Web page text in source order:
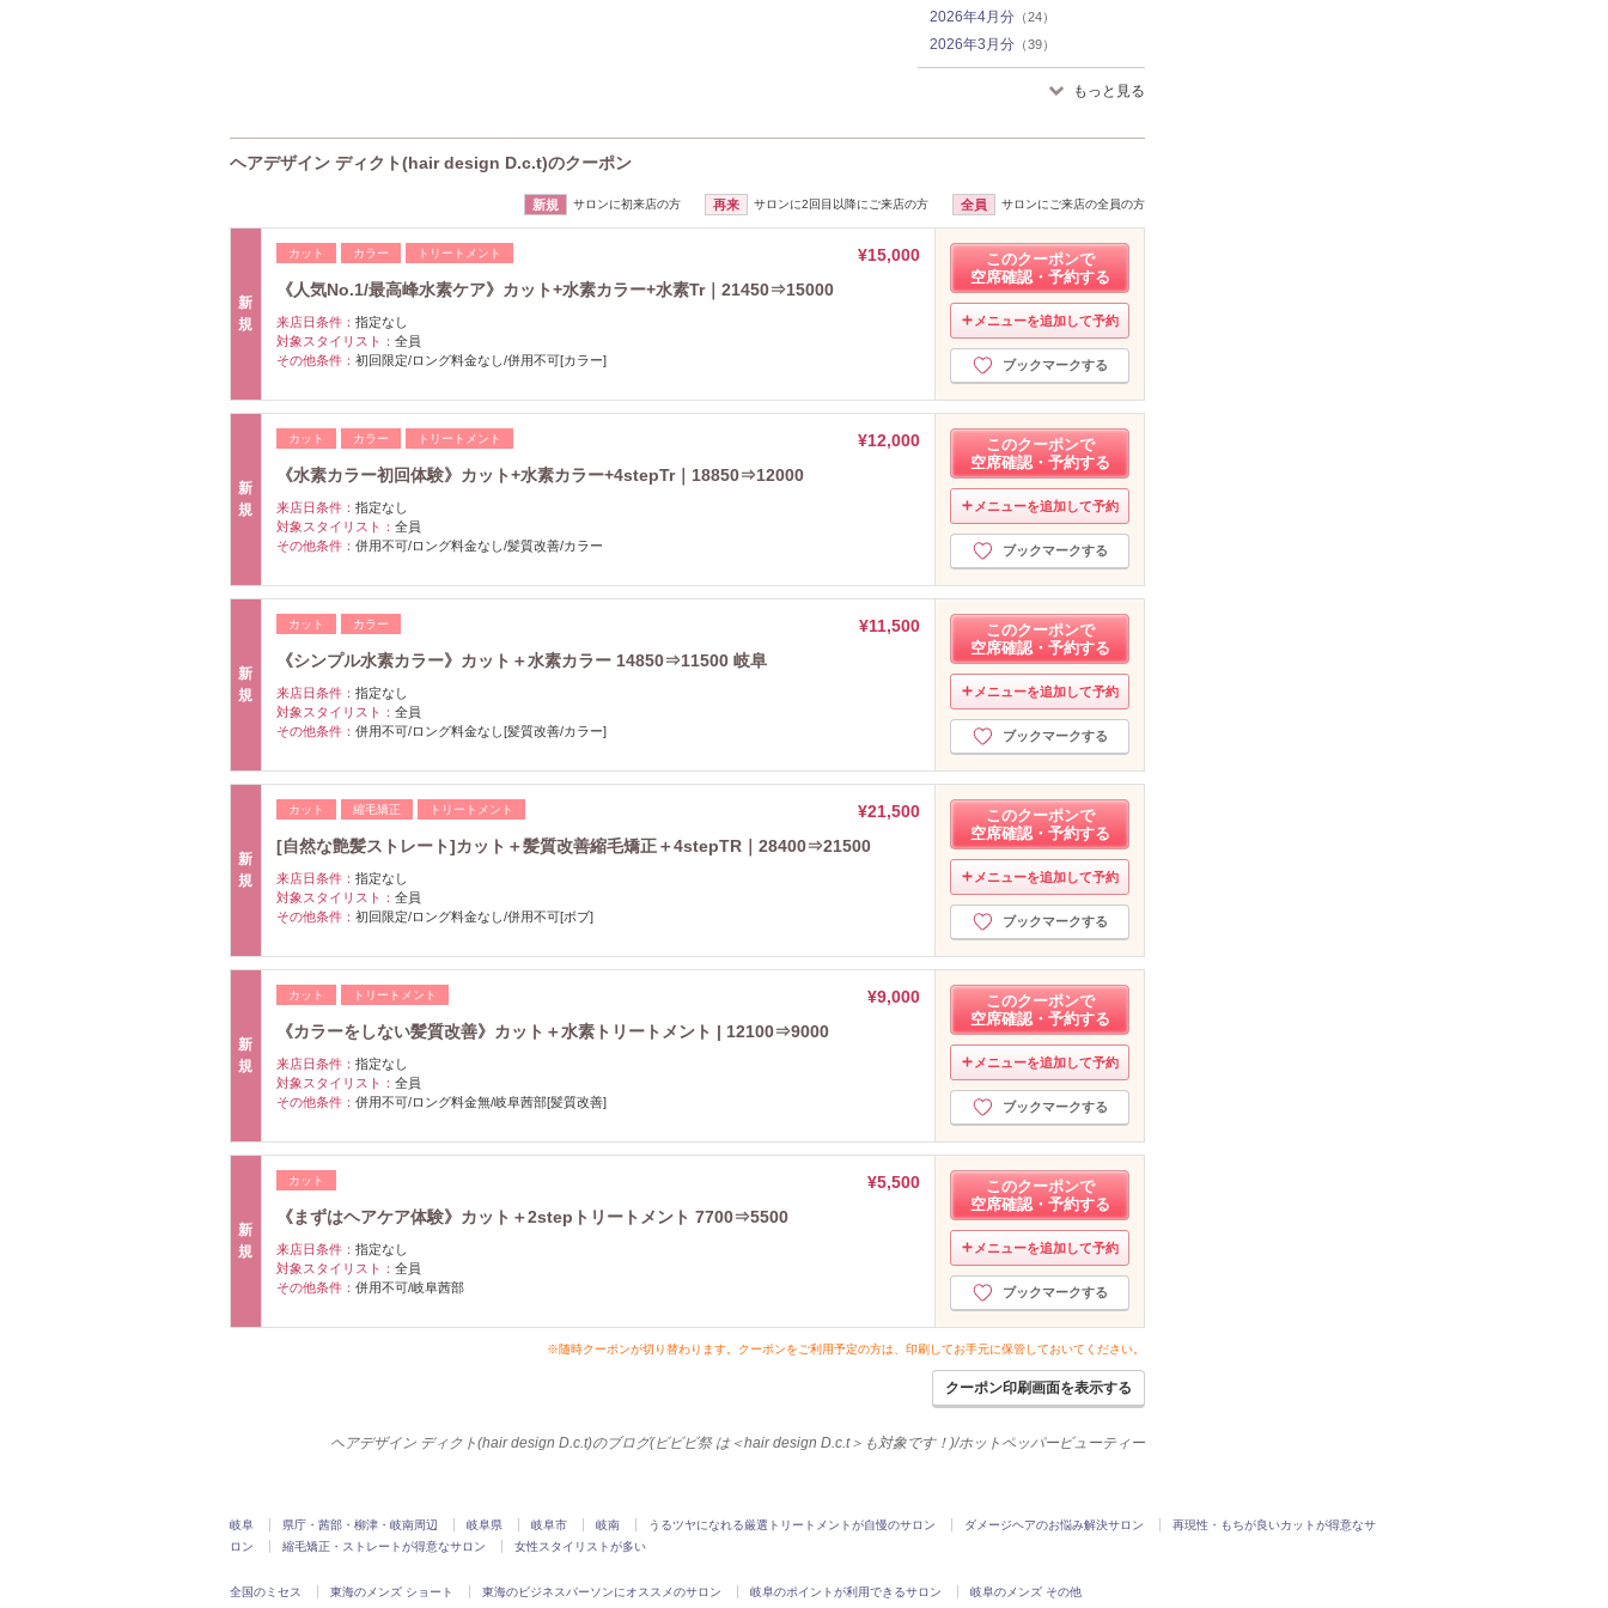
2026年4月分 （24）
2026年3月分 （39）
2026年2月分（33）
（18）
2025年9月分（9）
2025年7月分（4）
2025年6月分（3）
2025年5月分 （8）
2025年4月分（15）
2025年3月分 （15）
2025年2月分（12）
2025年1月分（22）
2024年12月分（21）
2024年11月分
2024年10月分（46）
2024年9月分（41）
2024年8月分（17）
2024年6月分（16）
2024年5月分（12）
2024年4月分（12）
2024年3月分
2024年2月分（46）
2024年1月分（35）
2023年12月分（27）
2023年11月分（41）
2023年10月分（23）
2023年9月分 （23）
2023年8月分（40）
2023年7月分 （21）
2023年4月分（6）
2023年3月分（12）
2023年2月分 （36）
2023年1月分（26）
2022年12月分 （11）
2022年11月分（14）
2022年10月分（20）
2022年9月分（25）
2022年8月分（22）
2022年7月分 （16）
2022年6月分（5）
2022年5月分（4）
2022年2月分（31）
2021年12月分（16）
2021年9月分（15）
2021年7月分 （23）
もっと見る
ヘアデザイン ディクト(hair design D.c.t)のクーポン
新規 サロンに初来店の方 再来 サロンに2回目以降にご来店の方 全員 サロンにご来店の全員の方
新
規
カット カラー トリートメント
¥15,000
《人気No.1/最高峰水素ケア》カット+水素カラー+水素Tr｜21450⇒15000
来店日条件： 指定なし
対象スタイリスト： 全員
その他条件： 初回限定/ロング料金なし/併用不可[カラー]
このクーポンで
空席確認・予約する
メニューを追加して予約
ブックマークする
新
規
カット カラー トリートメント
¥12,000
《水素カラー初回体験》カット+水素カラー+4stepTr｜18850⇒12000
来店日条件： 指定なし
対象スタイリスト： 全員
その他条件： 併用不可/ロング料金なし/髪質改善/カラー
このクーポンで
空席確認・予約する
メニューを追加して予約
ブックマークする
新
規
カット カラー
¥11,500
《シンプル水素カラー》カット＋水素カラー 14850⇒11500 岐阜
来店日条件： 指定なし
対象スタイリスト： 全員
その他条件： 併用不可/ロング料金なし[髪質改善/カラー]
このクーポンで
空席確認・予約する
メニューを追加して予約
ブックマークする
新
規
カット 縮毛矯正 トリートメント
¥21,500
[自然な艶髪ストレート]カット＋髪質改善縮毛矯正＋4stepTR｜28400⇒21500
来店日条件： 指定なし
対象スタイリスト： 全員
その他条件： 初回限定/ロング料金なし/併用不可[ボブ]
このクーポンで
空席確認・予約する
メニューを追加して予約
ブックマークする
新
規
カット トリートメント
¥9,000
《カラーをしない髪質改善》カット＋水素トリートメント | 12100⇒9000
来店日条件： 指定なし
対象スタイリスト： 全員
その他条件： 併用不可/ロング料金無/岐阜茜部[髪質改善]
このクーポンで
空席確認・予約する
メニューを追加して予約
ブックマークする
新
規
カット
¥5,500
《まずはヘアケア体験》カット＋2stepトリートメント 7700⇒5500
来店日条件： 指定なし
対象スタイリスト： 全員
その他条件： 併用不可/岐阜茜部
このクーポンで
空席確認・予約する
メニューを追加して予約
ブックマークする
※随時クーポンが切り替わります。クーポンをご利用予定の方は、印刷してお手元に保管しておいてください。
クーポン印刷画面を表示する
ヘアデザイン ディクト(hair design D.c.t)のブログ(ビビビ祭 は＜hair design D.c.t＞も対象です！)/ホットペッパービューティー
岐阜 県庁・茜部・柳津・岐南周辺 岐阜県 岐阜市 岐南 うるツヤになれる厳選トリートメントが自慢のサロン ダメージヘアのお悩み解決サロン
再現性・もちが良いカットが得意なサ
ロン
縮毛矯正・ストレートが得意なサロン 女性スタイリストが多い
全国のミセス 東海のメンズ ショート 東海のビジネスパーソンにオススメのサロン 岐阜のポイントが利用できるサロン 岐阜のメンズ その他